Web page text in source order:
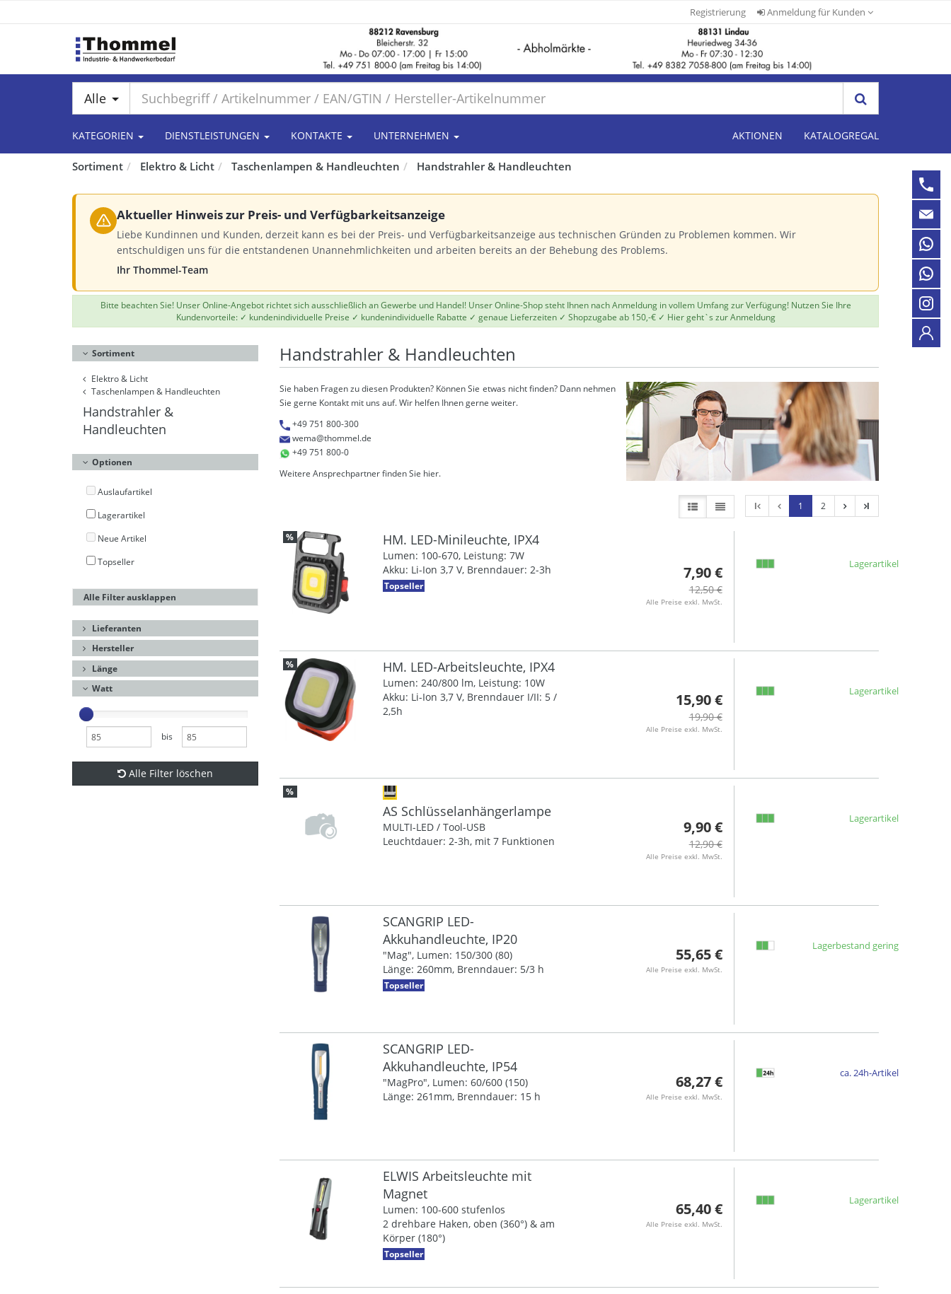
Registrierung Anmeldung für Kunden
KATEGORIEN DIENSTLEISTUNGEN KONTAKTE UNTERNEHMEN AKTIONEN KATALOGREGAL
Alle
Sortiment Elektro & Licht Taschenlampen & Handleuchten Handstrahler & Handleuchten
Aktueller Hinweis zur Preis- und Verfügbarkeitsanzeige
Liebe Kundinnen und Kunden, derzeit kann es bei der Preis- und Verfügbarkeitsanzeige aus technischen Gründen zu Problemen kommen. Wir
entschuldigen uns für die entstandenen Unannehmlichkeiten und arbeiten bereits an der Behebung des Problems.
Ihr Thommel-Team
Bitte beachten Sie! Unser Online-Angebot richtet sich ausschließlich an Gewerbe und Handel! Unser Online-Shop steht Ihnen nach Anmeldung in vollem Umfang zur Verfügung! Nutzen Sie Ihre
Kundenvorteile: ✓ kundenindividuelle Preise ✓ kundenindividuelle Rabatte ✓ genaue Lieferzeiten ✓ Shopzugabe ab 150,-€ ✓ Hier geht`s zur Anmeldung
Sortiment
Elektro & Licht
Taschenlampen & Handleuchten
Handstrahler &
Handleuchten
Optionen
Auslaufartikel
Lagerartikel
Neue Artikel
Topseller
Alle Filter ausklappen
Lieferanten
Hersteller
Länge
Watt
bis
Alle Filter löschen
Handstrahler & Handleuchten
Sie haben Fragen zu diesen Produkten? Können Sie etwas nicht finden? Dann nehmen
Sie gerne Kontakt mit uns auf. Wir helfen Ihnen gerne weiter.
+49 751 800-300
wema@thommel.de
+49 751 800-0
Weitere Ansprechpartner finden Sie hier.
l 1 2 l
% HM. LED-Minileuchte, IPX4
Lumen: 100-670, Leistung: 7W
Akku: Li-Ion 3,7 V, Brenndauer: 2-3h
Topseller
7,90 €
12,50 €
Alle Preise exkl. MwSt.
Lagerartikel
% HM. LED-Arbeitsleuchte, IPX4
Lumen: 240/800 lm, Leistung: 10W
Akku: Li-Ion 3,7 V, Brenndauer I/II: 5 /
2,5h
15,90 €
19,90 €
Alle Preise exkl. MwSt.
Lagerartikel
%
AS Schlüsselanhängerlampe
MULTI-LED / Tool-USB
Leuchtdauer: 2-3h, mit 7 Funktionen
9,90 €
12,90 €
Alle Preise exkl. MwSt.
Lagerartikel
SCANGRIP LED-
Akkuhandleuchte, IP20
"Mag", Lumen: 150/300 (80)
Länge: 260mm, Brenndauer: 5/3 h
Topseller
55,65 €
Alle Preise exkl. MwSt.
Lagerbestand gering
SCANGRIP LED-
Akkuhandleuchte, IP54
"MagPro", Lumen: 60/600 (150)
Länge: 261mm, Brenndauer: 15 h
68,27 €
Alle Preise exkl. MwSt.
ca. 24h-Artikel
ELWIS Arbeitsleuchte mit
Magnet
Lumen: 100-600 stufenlos
2 drehbare Haken, oben (360°) & am
Körper (180°)
Topseller
65,40 €
Alle Preise exkl. MwSt.
Lagerartikel